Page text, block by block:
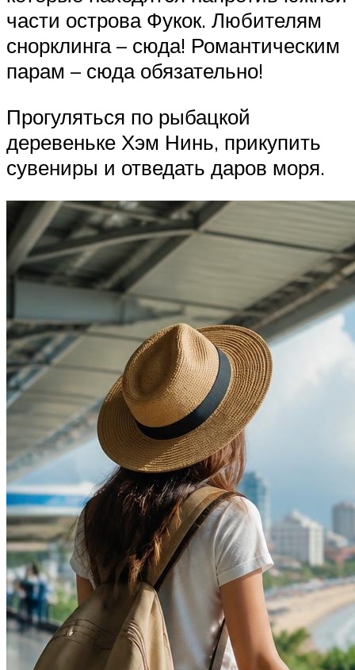
части острова Фукок. Любителям
снорклинга – сюда! Романтическим
парам – сюда обязательно!
Прогуляться по рыбацкой
деревеньке Хэм Нинь, прикупить
сувениры и отведать даров моря.